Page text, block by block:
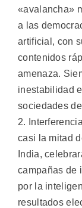
«avalancha»
a las
artificial, con
contenidos
amenaza.
inestabilidad
sociedades
2.
casi la mitad
India,
campañas de
por la
resultados